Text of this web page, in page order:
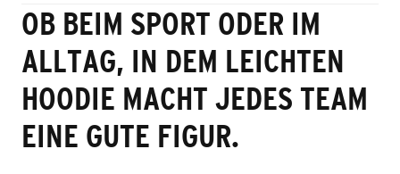
OB BEIM SPORT ODER IM
ALLTAG, IN DEM LEICHTEN
HOODIE MACHT JEDES TEAM
EINE GUTE FIGUR.